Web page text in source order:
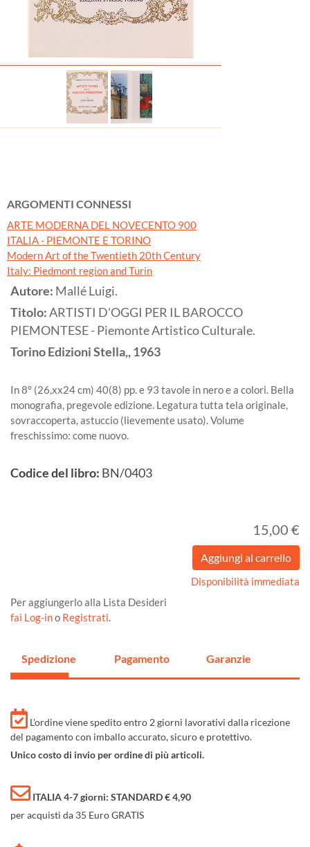
ARGOMENTI CONNESSI
ARTE MODERNA DEL NOVECENTO 900
ITALIA - PIEMONTE E TORINO
Modern Art of the Twentieth 20th Century
Italy: Piedmont region and Turin
Autore: Mallé Luigi.
Titolo:ARTISTI D'OGGI PER IL BAROCCO
PIEMONTESE - Piemonte Artistico Culturale.
TorinoEdizioni Stella,,1963
In 8° (26,xx24 cm) 40(8) pp. e 93 tavole in nero e a colori. Bella
monografia, pregevole edizione. Legatura tutta tela originale,
sovraccoperta, astuccio (lievemente usato). Volume
freschissimo: come nuovo.
Codice del libro: BN/0403
15,00 €
Disponibilità immediata
Per aggiungerlo alla Lista Desideri
fai Log-ino Registrati.
Spedizione Pagamento Garanzie
L'ordine viene spedito entro 2 giorni lavorativi dalla ricezione
del pagamento con imballo accurato, sicuro e protettivo.
Unico costo di invio per ordine di più articoli.
ITALIA 4-7 giorni: STANDARD € 4,90
per acquisti da 35 Euro GRATIS